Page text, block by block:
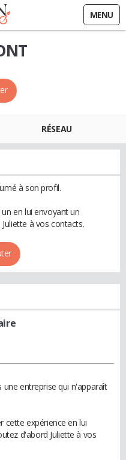
MENU
RÉSEAU
à son profil.
en lui envoyant un
à vos contacts.
une entreprise qui n'apparaît
cette expérience en lui
d'abord Juliette à vos